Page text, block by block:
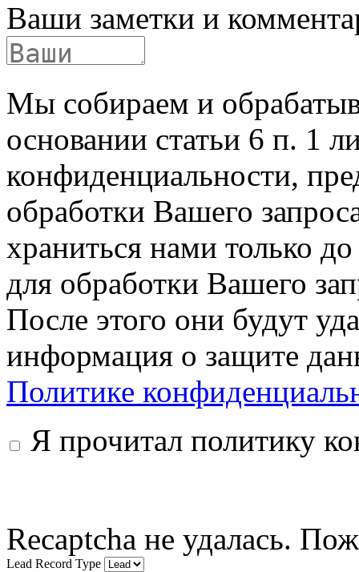
Ваши заметки и
Мы собираем и
основании статьи 6 п. 1
конфиденциальности,
обработки Вашего
храниться нами только
для обработки Вашего
После этого они будут
информация о защите
Политике
Я прочитал политику
Recaptcha не удалась.
Lead Record Type